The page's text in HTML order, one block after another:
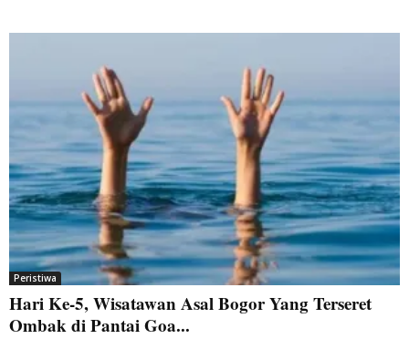
Peristiwa
Hari Ke-5, Wisatawan Asal Bogor Yang Terseret
Ombak di Pantai Goa...